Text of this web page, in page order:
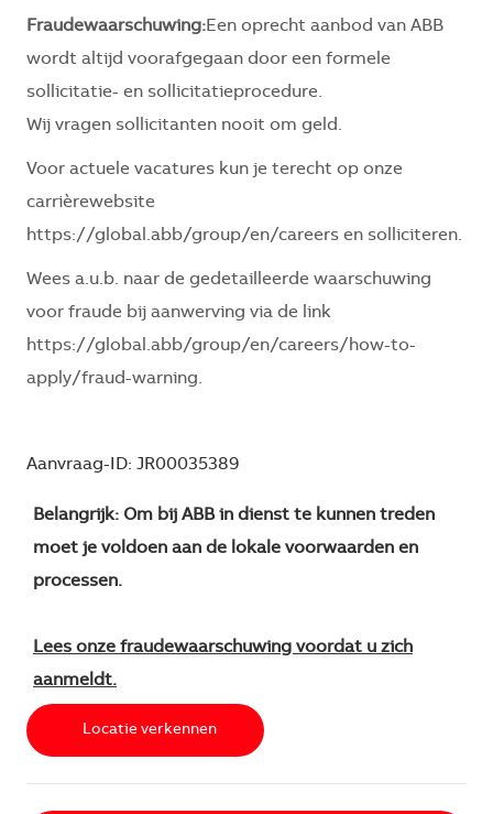
Fraudewaarschuwing:Een oprecht aanbod van ABB
wordt altijd voorafgegaan door een formele
sollicitatie- en sollicitatieprocedure.
Wij vragen sollicitanten nooit om geld.
Voor actuele vacatures kun je terecht op onze
carrièrewebsite
https://global.abb/group/en/careers en solliciteren.
Wees a.u.b. naar de gedetailleerde waarschuwing
voor fraude bij aanwerving via de link
https://global.abb/group/en/careers/how-to-
apply/fraud-warning.
Aanvraag-ID: JR00035389
Belangrijk: Om bij ABB in dienst te kunnen treden
moet je voldoen aan de lokale voorwaarden en
processen.
Lees onze fraudewaarschuwing voordat u zich
aanmeldt.
Locatie verkennen